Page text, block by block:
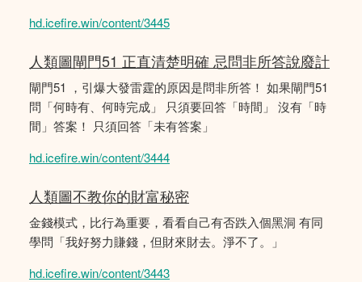
hd.icefire.win/content/3445
人類圖閘門51 正直清楚明確 忌問非所答說廢計
閘門51 ，引爆大發雷霆的原因是問非所答！ 如果閘門51
問「何時有、何時完成」 只須要回答「時間」 沒有「時
間」答案！ 只須回答「未有答案」
hd.icefire.win/content/3444
人類圖不教你的財富秘密
金錢模式，比行為重要，看看自己有否跌入個黑洞 有同
學問「我好努力賺錢，但財來財去。淨不了。」
hd.icefire.win/content/3443